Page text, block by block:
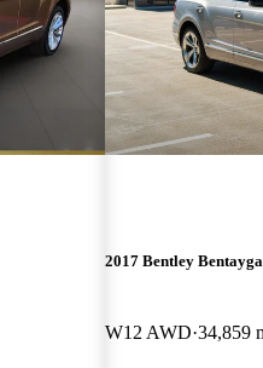
2017 Bentley Bentayga
W12 AWD 34,859